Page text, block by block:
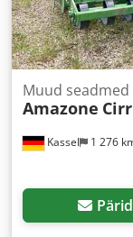
Kassel 1 276
Muud seadmed
Amazone